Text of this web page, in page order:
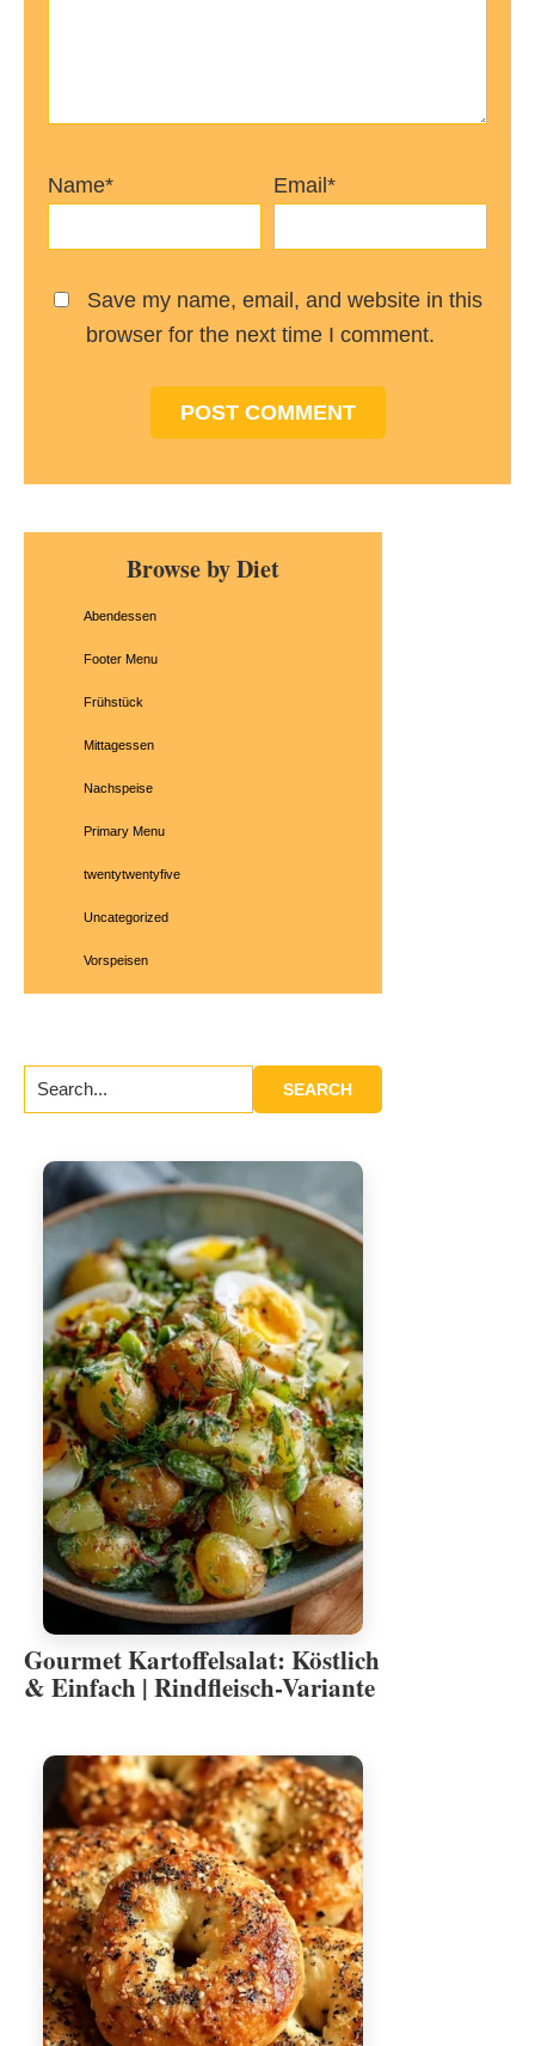
Name* Email*
Save my name, email, and website in this
browser for the next time I comment.
Primary
SidebarBrowse by Diet
Abendessen
Footer Menu
Frühstück
Mittagessen
Nachspeise
Primary Menu
twentytwentyfive
Uncategorized
Vorspeisen
Search...
Gourmet Kartoffelsalat: Köstlich
& Einfach | Rindfleisch-Variante